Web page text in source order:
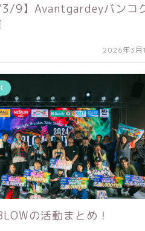
3/9】Avantgardeyバンコ
2026年3月
の活動まとめ！